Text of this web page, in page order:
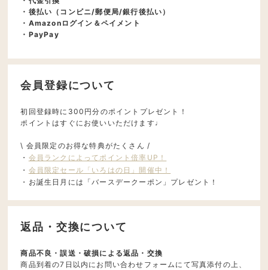
・後払い（コンビニ/郵便局/銀行後払い）
・Amazonログイン＆ペイメント
・PayPay
会員登録について
初回登録時に300円分のポイントプレゼント！
ポイントはすぐにお使いいただけます♩
\ 会員限定のお得な特典がたくさん /
・ 会員ランクによってポイント倍率UP！
・ 会員限定セール「いろはの日」開催中！
・お誕生日月には「バースデークーポン」プレゼント！
返品・交換について
商品不良・誤送・破損による返品・交換
商品到着の7日以内にお問い合わせフォームにて写真添付の上、